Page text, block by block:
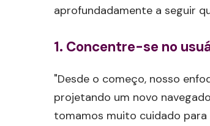
aprofundadamente a seguir
1. Concentre-se no
"Desde o começo, nosso
projetando um novo
tomamos muito cuidado para